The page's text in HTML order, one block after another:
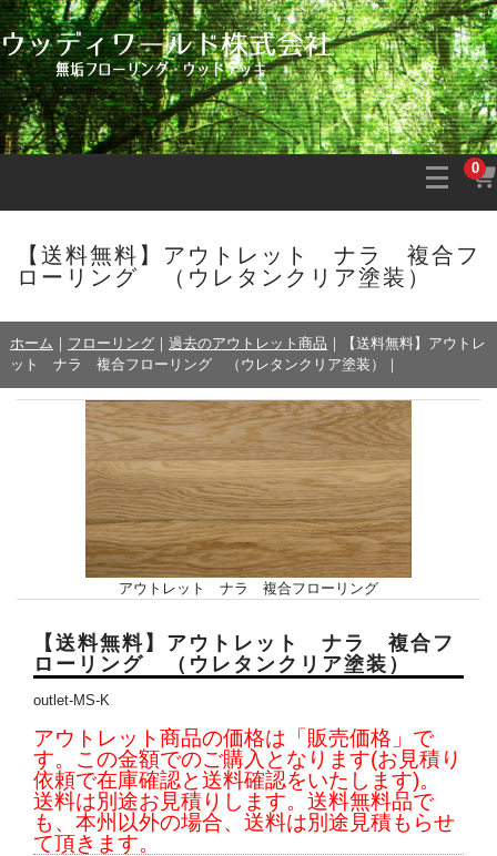
0
【送料無料】アウトレット ナラ 複合フ
ローリング （ウレタンクリア塗装）
ホーム ｜ フローリング｜ 過去のアウトレット商品 ｜
【送料無料】アウトレ
ット ナラ 複合フローリング （ウレタンクリア塗装）
｜
アウトレット ナラ 複合フローリング
【送料無料】アウトレット ナラ 複合フ
ローリング （ウレタンクリア塗装）
outlet-MS-K
アウトレット商品の価格は「販売価格」で
す。この金額でのご購入となります(お見積り
依頼で在庫確認と送料確認をいたします)。
送料は別途お見積りします。送料無料品で
も、本州以外の場合、送料は別途見積もらせ
て頂きます。